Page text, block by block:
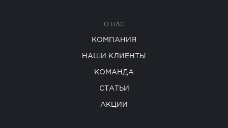
О НАС
КОМПАНИЯ
НАШИ КЛИЕНТЫ
КОМАНДА
СТАТЬИ
АКЦИИ